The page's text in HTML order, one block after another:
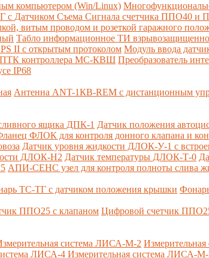
компьютером (Win/Linux)
с Датчиком Съема Сигнала счетчика ППО40 и
витым проводом и розеткой гаражного
Табло информационное ТИ
II с открытым протоколом Модуль ввода
ПТК контроллера МС-КВШ Преобразователь
IP68
Антенна ANT-1КВ-REM c дистанционным
ящика ДПК-1 Датчик положения
ФЛОК для контроля донного клапана и
Датчик уровня жидкости ДЛОК-У-1 с
ДЛОК-Н2 Датчик температуры ДЛОК-Т-0
АПИ-СЕНС узел для контроля полноты слива
ТС-ТГ с датчиком положения крышки
ППО25 с клапаном Цифровой счетчик
система ЛИСА-М-2
ЛИСА-4 Измерительная система ЛИСА-